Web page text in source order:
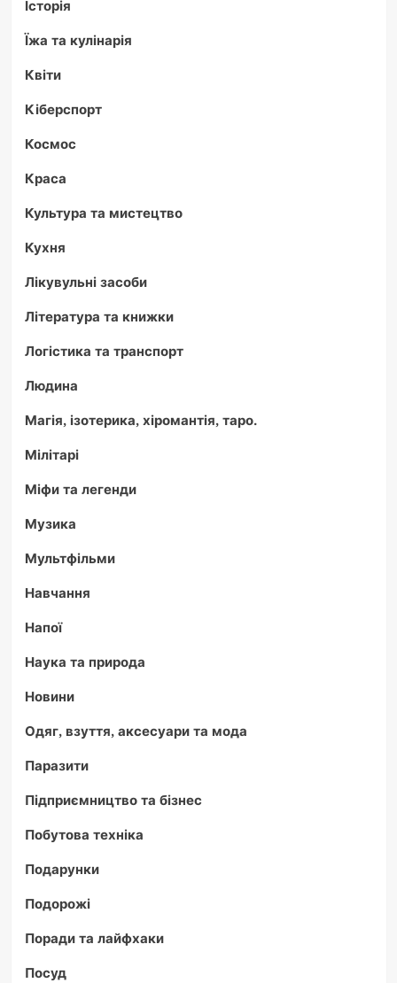
Історія
Їжа та кулінарія
Квіти
Кіберспорт
Космос
Краса
Культура та мистецтво
Кухня
Лікувульні засоби
Література та книжки
Логістика та транспорт
Людина
Магія, ізотерика, хіромантія, таро.
Мілітарі
Міфи та легенди
Музика
Мультфільми
Навчання
Напої
Наука та природа
Новини
Одяг, взуття, аксесуари та мода
Паразити
Підприємництво та бізнес
Побутова техніка
Подарунки
Подорожі
Поради та лайфхаки
Посуд